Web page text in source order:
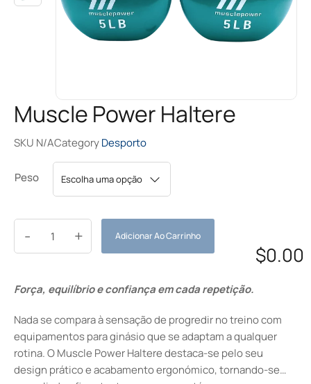
Muscle Power Haltere
SKU N/ACategoryDesporto
Peso
+
- Adicionar Ao Carrinho
$0.00
Força, equilíbrio e confiança em cada repetição.
Nada se compara à sensação de progredir no treino com
equipamentos para ginásio que se adaptam a qualquer
rotina. O Muscle Power Haltere destaca-se pelo seu
design prático e acabamento ergonómico, tornando-se